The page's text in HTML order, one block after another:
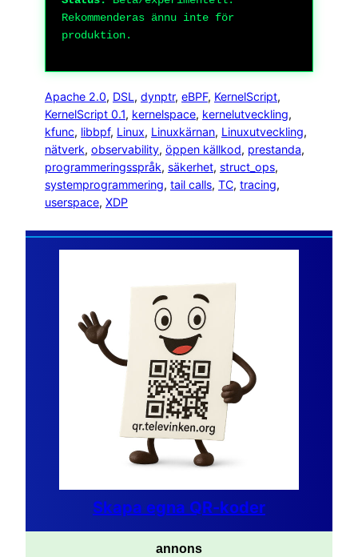
Rekommenderas ännu inte för
produktion.
Apache 2.0, DSL, dynptr, eBPF, KernelScript
KernelScript 0.1, kernelspace, kernelutveckling
kfunc, libbpf, Linux, Linuxkärnan, Linuxutveckling
nätverk, observability, öppen källkod, prestanda
programmeringsspråk, säkerhet, struct_ops
systemprogrammering, tail calls, TC, tracing
userspace, XDP
Skapa egna QR-koder
annons